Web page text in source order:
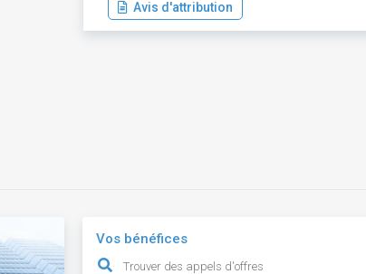
Avis d'attribution
Vos bénéfices
Trouver des appels d'offres